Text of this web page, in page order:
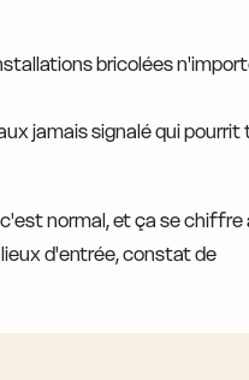
bricolées
jamais signalé qui pourrit
normal, et ça se chiffre
d'entrée, constat de